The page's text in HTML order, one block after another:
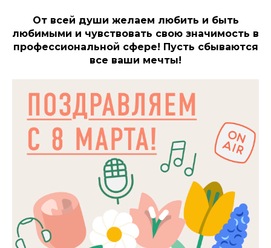
От всей души желаем любить и быть
любимыми и чувствовать свою значимость в
профессиональной сфере! Пусть сбываются
все ваши мечты!